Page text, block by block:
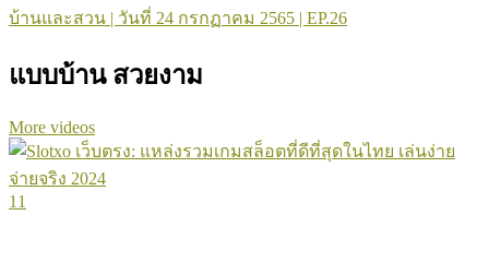
บ้านและสวน | วันที่ 24 กรกฏาคม 2565 | EP.26
แบบบ้าน สวยงาม
More videos
11